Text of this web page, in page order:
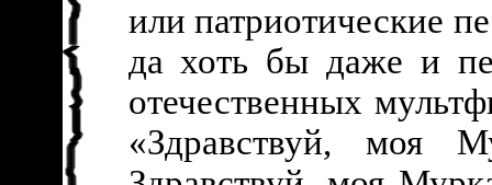
или патриотические
да хоть бы даже и
отечественных
«Здравствуй, моя